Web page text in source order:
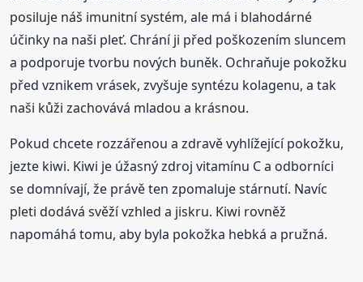
posiluje náš imunitní systém, ale má i blahodárné
účinky na naši pleť. Chrání ji před poškozením sluncem
a podporuje tvorbu nových buněk. Ochraňuje pokožku
před vznikem vrásek, zvyšuje syntézu kolagenu, a tak
naši kůži zachovává mladou a krásnou.
Pokud chcete rozzářenou a zdravě vyhlížející pokožku,
jezte kiwi. Kiwi je úžasný zdroj vitamínu C a odborníci
se domnívají, že právě ten zpomaluje stárnutí. Navíc
pleti dodává svěží vzhled a jiskru. Kiwi rovněž
napomáhá tomu, aby byla pokožka hebká a pružná.